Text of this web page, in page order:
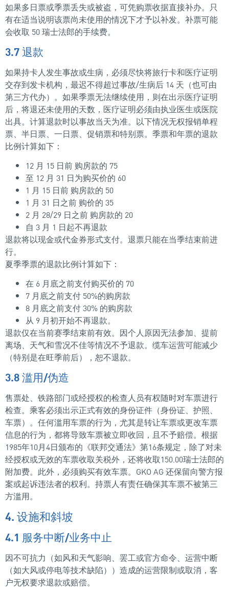
如果多日票或季票丢失或被盗，可凭购票收据直接补办。只
有在适当说明该票尚未使用的情况下才予以补发。补票可能
会收取 50 瑞士法郎的手续费。
3.7 退款
如果持卡人发生事故或生病，必须尽快将旅行卡和医疗证明
交存到发卡机构，最迟不得超过事故/生病后 14 天（也可由
第三方代办）。如果季票无法继续使用，则在出示医疗证明
后，将退还未使用的天数，医疗证明必须由执业医生或医院
出具。计算退款时以事故当天为准。以下情况无权报销单程
票、半日票、一日票、促销票和特别票。季票和年票的退款
比例计算如下：
12 月 15 日前 购房款的 75
至 12 月 31 日为购买价的 60
1 月 15 日前 购房款的 50
1 月 31 日之前 购价的 35
2 月 28/29 日之前 购房款的 20
自 3 月 1 日起不再退款
退款将以现金或代金券形式支付。退票只能在当季结束前进
行。
夏季季票的退款比例计算如下：
在 6 月底之前支付购买价的 70
7 月底之前支付 50%的购房款
8 月底之前支付 30% 的购房款
从 9 月初开始不再退款。
退款仅在当前赛季结束前有效。因个人原因无法参加、提前
离场、天气和雪况不佳等情况不予退款。缆车运营可能减少
（特别是在旺季前后），恕不退款。
3.8 滥用/伪造
售票处、铁路部门或经授权的检查人员有权随时对车票进行
检查。乘客必须出示正式有效的身份证件（身份证、护照、
车票）。任何滥用车票的行为，尤其是转让车票或更改车票
信息的行为，都将导致车票被立即收回，且不予赔偿。根据
1985年10月4日颁布的《联邦交通法》第16条规定，除了对未
经授权或无效的车票收取关税外，还将收取150.00瑞士法郎的
附加费。此外，必须购买有效车票。GKO AG 还保留向警方报
案或起诉违法者的权利。持票人有责任确保其车票不被第三
方滥用。
4. 设施和斜坡
4.1 服务中断/业务中止
因不可抗力（如风和天气影响、罢工或官方命令、运营中断
（如大风或停电等技术缺陷））造成的运营限制或取消，客
户无权要求退款或赔偿。